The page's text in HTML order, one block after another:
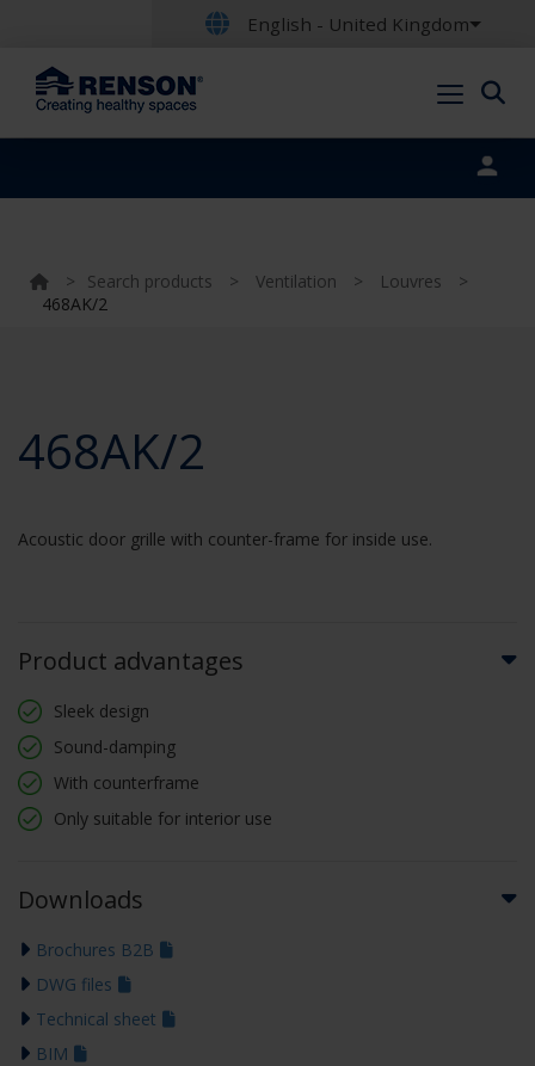
English - United Kingdom
> Search products > Ventilation > Louvres
>
468AK/2
468AK/2
Acoustic door grille with counter-frame for inside use.
Product advantages
Sleek design
Sound-damping
With counterframe
Only suitable for interior use
Downloads
Brochures B2B
DWG files
Technical sheet
BIM